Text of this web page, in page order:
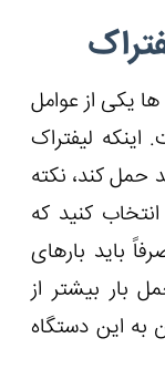
ها یکی از عوامل
اینکه لیفتراک
حمل کند، نکته
کنید که
باید بارهای
بار بیشتر از
این دستگاه